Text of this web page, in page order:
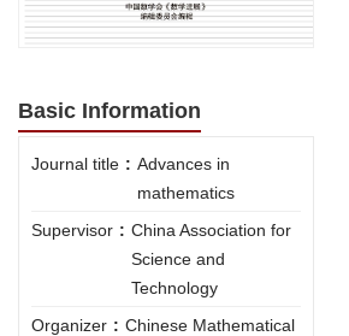
Basic Information
Journal title : Advances in
mathematics
Supervisor : China Association for
Science and
Technology
Organizer : Chinese Mathematical